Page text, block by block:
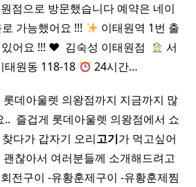
점으로 방문했습니다 예약은 네이
가능했어요 !!!
이태원역 1번 출
어요 !!! ♥ ​ 김숙성 이태원점 ​
서
태원동 118-18
24시간…
데아울렛 의왕점까지 지금까지 많
즐겁게 롯데아울렛 의왕점에서 쇼
다가 갑자기 오리고기가 먹고싶어
찮아서 여러분들께 소개해드려고
전구이 -유황훈제구이 -유황훈제찜